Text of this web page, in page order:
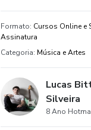
Formato: Cursos Online e
Assinatura
Categoria: Música e Artes
Lucas
Silveira
8 Ano